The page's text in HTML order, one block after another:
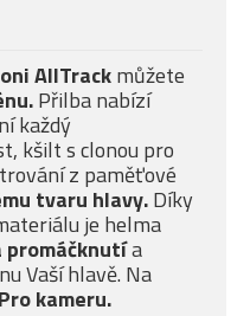
AllTrackmůžete
Přilba nabízí
každý
kšilt s clonou pro
z paměťové
tvaru hlavy.Díky
je helma
promáčknutía
Vaší hlavě. Na
kameru.